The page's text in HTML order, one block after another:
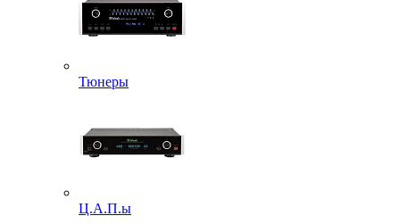
Тюнеры
Ц.А.П.ы